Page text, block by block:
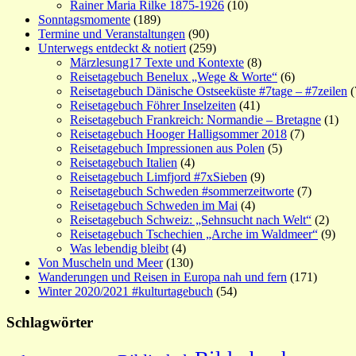
Rainer Maria Rilke 1875-1926 (10)
Sonntagsmomente (189)
Termine und Veranstaltungen (90)
Unterwegs entdeckt & notiert (259)
Märzlesung17 Texte und Kontexte (8)
Reisetagebuch Benelux „Wege & Worte“ (6)
Reisetagebuch Dänische Ostseeküste #7tage – #7zeilen
Reisetagebuch Föhrer Inselzeiten (41)
Reisetagebuch Frankreich: Normandie – Bretagne (1)
Reisetagebuch Hooger Halligsommer 2018 (7)
Reisetagebuch Impressionen aus Polen (5)
Reisetagebuch Italien (4)
Reisetagebuch Limfjord #7xSieben (9)
Reisetagebuch Schweden #sommerzeitworte (7)
Reisetagebuch Schweden im Mai (4)
Reisetagebuch Schweiz: „Sehnsucht nach Welt“ (2)
Reisetagebuch Tschechien „Arche im Waldmeer“ (9)
Was lebendig bleibt (4)
Von Muscheln und Meer(130)
Wanderungen und Reisen in Europa nah und fern (171)
Winter 2020/2021 #kulturtagebuch (54)
Schlagwörter